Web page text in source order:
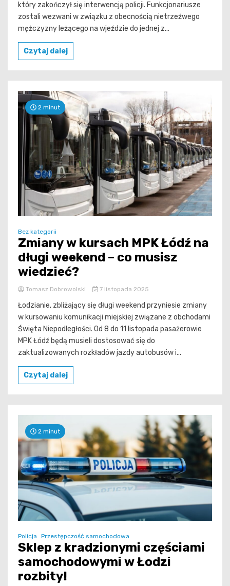
który zakończył się interwencją policji. Funkcjonariusze
zostali wezwani w związku z obecnością nietrzeźwego
mężczyzny leżącego na wjeździe do jednej z...
Czytaj dalej
2 minut
Bez kategorii
Zmiany w kursach MPK Łódź na
długi weekend – co musisz
wiedzieć?
Tomasz Dobrowolski 7 listopada 2025
Łodzianie, zbliżający się długi weekend przyniesie zmiany
w kursowaniu komunikacji miejskiej związane z obchodami
Święta Niepodległości. Od 8 do 11 listopada pasażerowie
MPK Łódź będą musieli dostosować się do
zaktualizowanych rozkładów jazdy autobusów i...
Czytaj dalej
2 minut
Policja Przestępczość samochodowa
Sklep z kradzionymi częściami
samochodowymi w Łodzi
rozbity!